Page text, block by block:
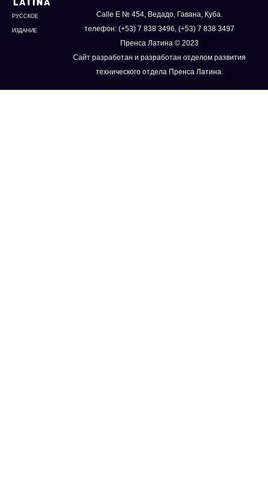
РУССКОЕ
ИЗДАНИЕ
Calle E № 454, Ведадо, Гавана, Куба.
телефон: (+53) 7 838 3496, (+53) 7 838 3497
Пренса Латина © 2023
Сайт разработан и разработан отделом развития
технического отдела Пренса Латина.